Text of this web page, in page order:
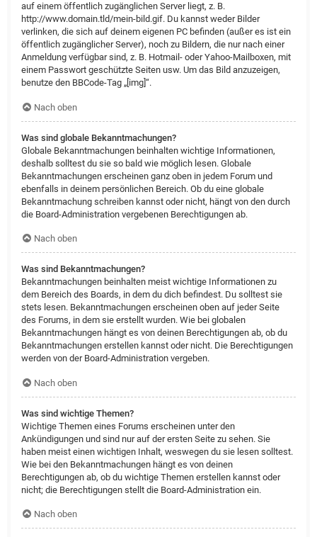
auf einem öffentlich zugänglichen Server liegt, z. B.
http://www.domain.tld/mein-bild.gif. Du kannst weder Bilder
verlinken, die sich auf deinem eigenen PC befinden (außer es ist ein
öffentlich zugänglicher Server), noch zu Bildern, die nur nach einer
Anmeldung verfügbar sind, z. B. Hotmail- oder Yahoo-Mailboxen, mit
einem Passwort geschützte Seiten usw. Um das Bild anzuzeigen,
benutze den BBCode-Tag „[img]“.
Nach oben
Was sind globale Bekanntmachungen?
Globale Bekanntmachungen beinhalten wichtige Informationen,
deshalb solltest du sie so bald wie möglich lesen. Globale
Bekanntmachungen erscheinen ganz oben in jedem Forum und
ebenfalls in deinem persönlichen Bereich. Ob du eine globale
Bekanntmachung schreiben kannst oder nicht, hängt von den durch
die Board-Administration vergebenen Berechtigungen ab.
Nach oben
Was sind Bekanntmachungen?
Bekanntmachungen beinhalten meist wichtige Informationen zu
dem Bereich des Boards, in dem du dich befindest. Du solltest sie
stets lesen. Bekanntmachungen erscheinen oben auf jeder Seite
des Forums, in dem sie erstellt wurden. Wie bei globalen
Bekanntmachungen hängt es von deinen Berechtigungen ab, ob du
Bekanntmachungen erstellen kannst oder nicht. Die Berechtigungen
werden von der Board-Administration vergeben.
Nach oben
Was sind wichtige Themen?
Wichtige Themen eines Forums erscheinen unter den
Ankündigungen und sind nur auf der ersten Seite zu sehen. Sie
haben meist einen wichtigen Inhalt, weswegen du sie lesen solltest.
Wie bei den Bekanntmachungen hängt es von deinen
Berechtigungen ab, ob du wichtige Themen erstellen kannst oder
nicht; die Berechtigungen stellt die Board-Administration ein.
Nach oben